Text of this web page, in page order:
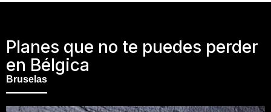
Planes que no te puedes perder
en Bélgica
Bruselas